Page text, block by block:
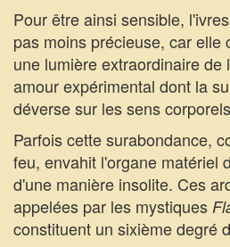
Pour être ainsi sensible,
pas moins précieuse, car elle
une lumière extraordinaire de
amour expérimental dont la
déverse sur les sens
Parfois cette surabondance,
feu, envahit l'organe matériel
d'une manière insolite. Ces
appelées par les mystiques
constituent un sixième degré